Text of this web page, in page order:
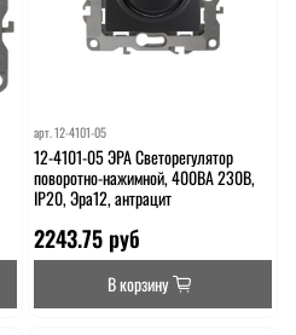
арт. 12-4101-05
12-4101-05 ЭРА Светорегулятор
поворотно-нажимной, 400ВА 230В,
IP20, Эра12, антрацит
2243.75 руб
В корзину